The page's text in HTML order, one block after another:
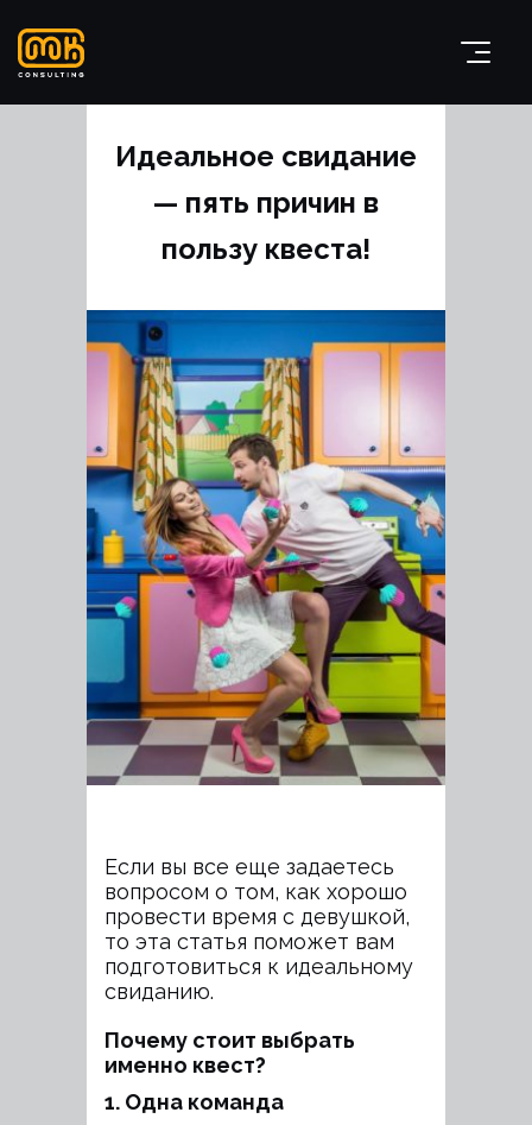
Идеальное свидание
— пять причин в
пользу квеста!
Если вы все еще задаетесь
вопросом о том, как хорошо
провести время с девушкой,
то эта статья поможет вам
подготовиться к идеальному
свиданию.
Почему стоит выбрать
именно квест?
1. Одна команда